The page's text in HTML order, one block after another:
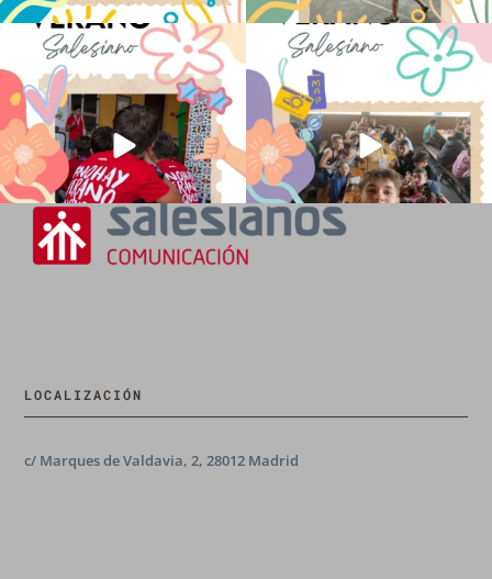
No hay verano sin que sea Salesiano ❤️
💫 en Luz 4
...
0
viviendo la alegría en el campamento
...
LOCALIZACIÓN
c/ Marques de Valdavia, 2, 28012 Madrid